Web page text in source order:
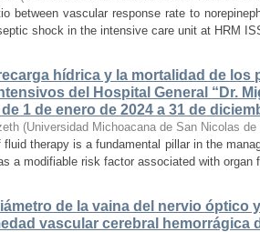
between vascular response rate to
shock in the intensive care unit at HRM
hídrica y la mortalidad de los
del Hospital General “Dr.
1 de enero de 2024 a 31 de
(Universidad Michoacana de San Nicolas de
fluid therapy is a fundamental pillar in the
a modifiable risk factor associated with organ
de la vaina del nervio óptico
vascular cerebral hemorrágica